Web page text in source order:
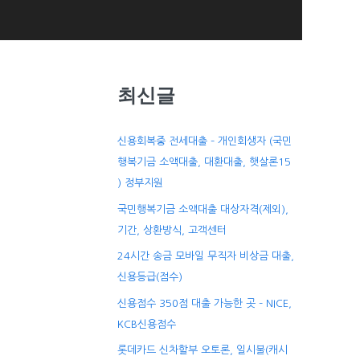
최신글
신용회복중 전세대출 – 개인회생자 (국민
행복기금 소액대출, 대환대출, 햇살론15
) 정부지원
국민행복기금 소액대출 대상자격(제외),
기간, 상환방식, 고객센터
24시간 송금 모바일 무직자 비상금 대출,
신용등급(점수)
신용점수 350점 대출 가능한 곳 – NICE,
KCB신용점수
롯데카드 신차할부 오토론, 일시불(캐시